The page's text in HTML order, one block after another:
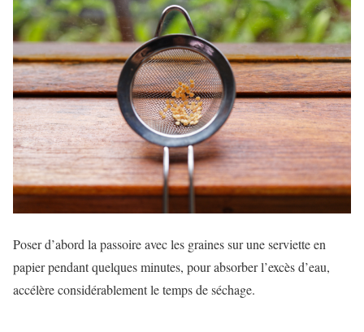
Poser d’abord la passoire avec les graines sur une serviette en
papier pendant quelques minutes, pour absorber l’excès d’eau,
accélère considérablement le temps de séchage.